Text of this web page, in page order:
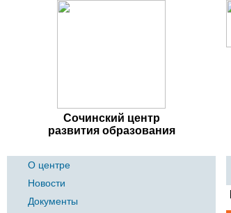
Сочинский центр
развития образования
О центре
Новости
Документы